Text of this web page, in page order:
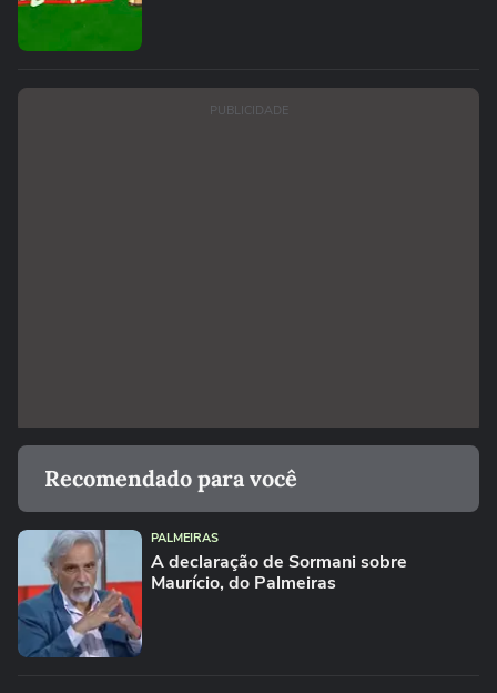
PUBLICIDADE
Recomendado para você
PALMEIRAS
A declaração de Sormani sobre
Maurício, do Palmeiras